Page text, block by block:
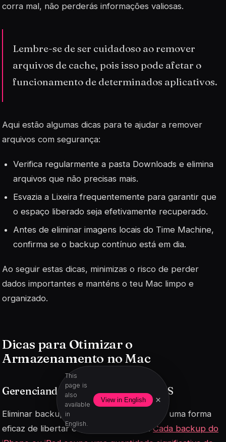
This
page is
also
available
in
English.
View in English ×
corra mal, não perderás informações valiosas.
Lembre-se de ser cuidadoso ao remover
arquivos de cache, pois isso pode afetar o
funcionamento de determinados aplicativos.
Aqui estão algumas dicas para te ajudar a remover
arquivos com segurança:
Verifica regularmente a pasta Downloads e elimina
arquivos que não precisas mais.
Esvazia a Lixeira frequentemente para garantir que
o espaço liberado seja efetivamente recuperado.
Antes de eliminar imagens locais do Time Machine,
confirma se o backup contínuo está em dia.
Ao seguir estas dicas, minimizas o risco de perder
dados importantes e manténs o teu Mac limpo e
organizado.
Dicas para Otimizar o
Armazenamento no Mac
Gerenciando backups antigos do iOS
Eliminar backups antigos do iOS pode ser uma forma
eficaz de libertar espaço no teu Mac.Cada backup do